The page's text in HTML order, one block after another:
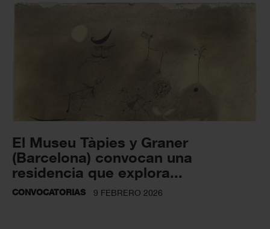
El Museu Tàpies y Graner
(Barcelona) convocan una
residencia que explora...
CONVOCATORIAS 9 FEBRERO 2026